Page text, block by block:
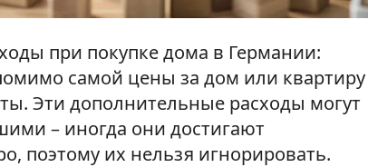
при покупке дома в Германии:
самой цены за дом или квартиру
Эти дополнительные расходы могут
– иногда они достигают
поэтому их нельзя игнорировать.